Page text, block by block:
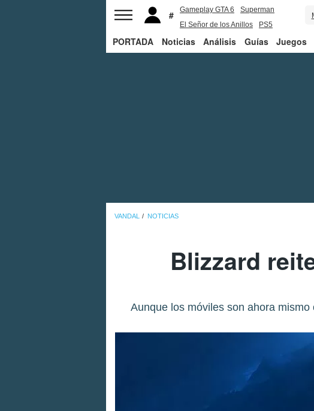
Gameplay GTA 6
Superman
El Señor de los Anillos
PS5
PORTADA Noticias Análisis Guías Juegos
VANDAL NOTICIAS
Blizzard
Aunque los móviles son ahora